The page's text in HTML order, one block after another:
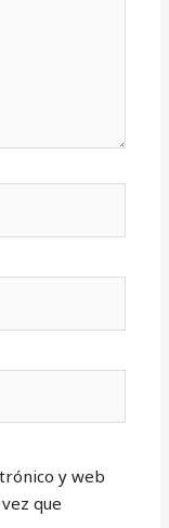
y web
que